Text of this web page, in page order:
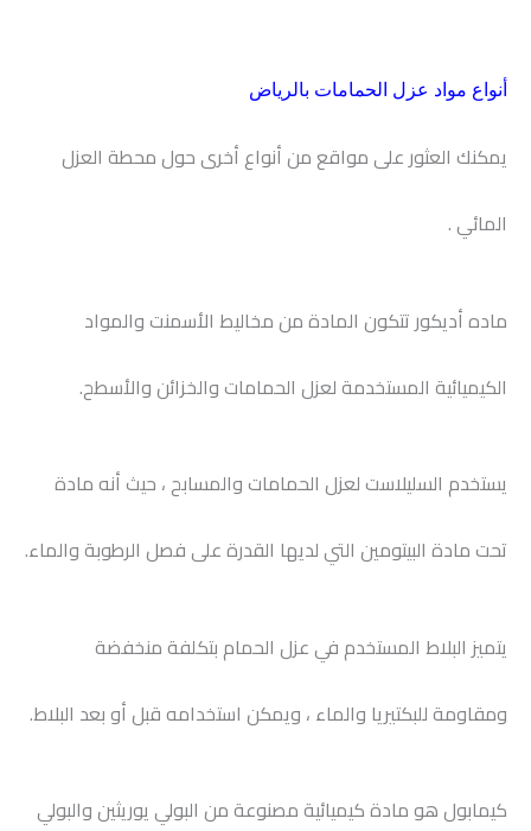
أنواع مواد عزل الحمامات بالرياض
يمكنك العثور على مواقع من أنواع أخرى حول محطة العزل
المائي .
ماده أديكور تتكون المادة من مخاليط الأسمنت والمواد
الكيميائية المستخدمة لعزل الحمامات والخزائن والأسطح.
يستخدم السليلاست لعزل الحمامات والمسابح ، حيث أنه مادة
تحت مادة البيتومين التي لديها القدرة على فصل الرطوبة والماء.
يتميز البلاط المستخدم في عزل الحمام بتكلفة منخفضة
ومقاومة للبكتيريا والماء ، ويمكن استخدامه قبل أو بعد البلاط.
كيمابول هو مادة كيميائية مصنوعة من البولي يوريثين والبولي